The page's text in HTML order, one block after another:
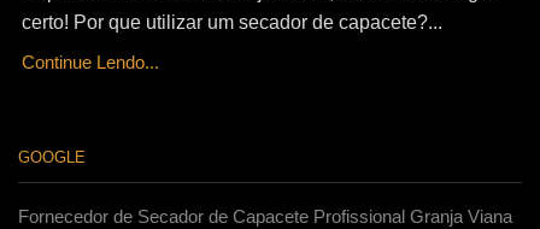
certo! Por que utilizar um secador de capacete?...
Continue Lendo...
GOOGLE
Fornecedor de Secador de Capacete Profissional Granja Viana